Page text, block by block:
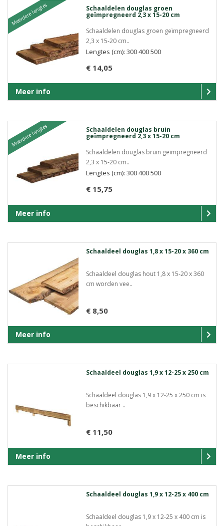
Meerdere lengtes Schaaldelen douglas groen
geïmpregneerd 2,3 x 15-20 cm
Schaaldelen douglas groen geïmpregneerd
2,3 x 15-20 cm..
€ 14,05
Lengtes (cm): 300 400 500
Meer info
Meerdere lengtes Schaaldelen douglas bruin
geïmpregneerd 2,3 x 15-20 cm
Schaaldelen douglas bruin geïmpregneerd
2,3 x 15-20 cm..
€ 15,75
Lengtes (cm): 300 400 500
Meer info
Schaaldeel douglas 1,8 x 15-20 x 360 cm
Schaaldeel douglas hout 1,8 x 15-20 x 360
cm worden vee..
€ 8,50
Meer info
Schaaldeel douglas 1,9 x 12-25 x 250 cm
Schaaldeel douglas 1,9 x 12-25 x 250 cm is
beschikbaar ..
€ 11,50
Meer info
Schaaldeel douglas 1,9 x 12-25 x 400 cm
Schaaldeel douglas 1,9 x 12-25 x 400 cm is